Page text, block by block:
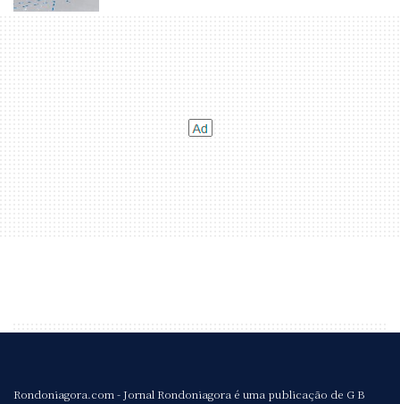
Rondoniagora.com - Jornal Rondoniagora é uma publicação de G B